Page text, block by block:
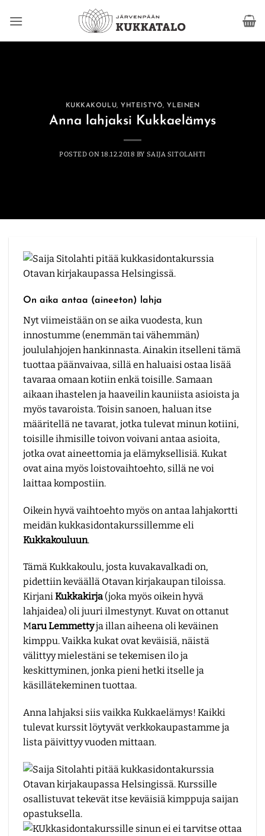
KUKKAKOULU, YHTEISTYÖ, YLEINEN
Anna lahjaksi Kukkaelämys
POSTED ON 18.12.2018 BY SAIJA SITOLAHTI
On aika antaa (aineeton) lahja
Nyt viimeistään on se aika vuodesta, kun
innostumme (enemmän tai vähemmän)
joululahjojen hankinnasta. Ainakin itselleni tämä
tuottaa päänvaivaa, sillä en haluaisi ostaa lisää
tavaraa omaan kotiin enkä toisille. Samaan
aikaan ihastelen ja haaveilin kauniista asioista ja
myös tavaroista. Toisin sanoen, haluan itse
määritellä ne tavarat, jotka tulevat minun kotiini,
toisille ihmisille toivon voivani antaa asioita,
jotka ovat aineettomia ja elämyksellisiä. Kukat
ovat aina myös loistovaihtoehto, sillä ne voi
laittaa kompostiin.
Oikein hyvä vaihtoehto myös on antaa lahjakortti
meidän kukkasidontakurssillemme eli
Kukkakouluun.
Tämä Kukkakoulu, josta kuvakavalkadi on,
pidettiin keväällä Otavan kirjakaupan tiloissa.
KirjaniKukkakirja (joka myös oikein hyvä
lahjaidea) oli juuri ilmestynyt. Kuvat on ottanut
Maru Lemmettyja illan aiheena oli keväinen
kimppu. Vaikka kukat ovat keväisiä, näistä
välittyy mielestäni se tekemisen ilo ja
keskittyminen, jonka pieni hetki itselle ja
käsillätekeminen tuottaa.
Anna lahjaksi siis vaikka Kukkaelämys! Kaikki
tulevat kurssit löytyvätverkkokaupastamme ja
lista päivittyy vuoden mittaan.